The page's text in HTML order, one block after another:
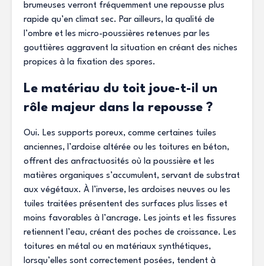
brumeuses verront fréquemment une repousse plus
rapide qu’en climat sec. Par ailleurs, la qualité de
l’ombre et les micro-poussières retenues par les
gouttières aggravent la situation en créant des niches
propices à la fixation des spores.
Le matériau du toit joue-t-il un
rôle majeur dans la repousse ?
Oui. Les supports poreux, comme certaines tuiles
anciennes, l’ardoise altérée ou les toitures en béton,
offrent des anfractuosités où la poussière et les
matières organiques s’accumulent, servant de substrat
aux végétaux. À l’inverse, les ardoises neuves ou les
tuiles traitées présentent des surfaces plus lisses et
moins favorables à l’ancrage. Les joints et les fissures
retiennent l’eau, créant des poches de croissance. Les
toitures en métal ou en matériaux synthétiques,
lorsqu’elles sont correctement posées, tendent à